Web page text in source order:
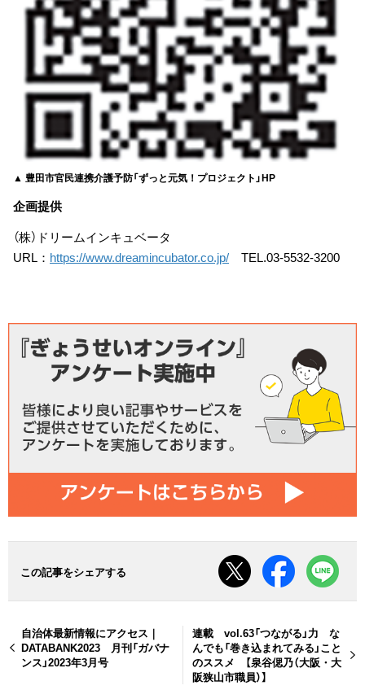
▲ 豊田市官民連携介護予防「ずっと元気！プロジェクト」HP
企画提供
（株）ドリームインキュベータ
URL： https://www.dreamincubator.co.jp/ TEL.03-5532-3200
この記事をシェアする
自治体最新情報にアクセス｜
DATABANK2023 月刊「ガバナ
ンス」2023年3月号
連載 vol.63「つながる」力 な
んでも「巻き込まれてみる」こと
のススメ 【泉谷偲乃（大阪・大
阪狭山市職員）】